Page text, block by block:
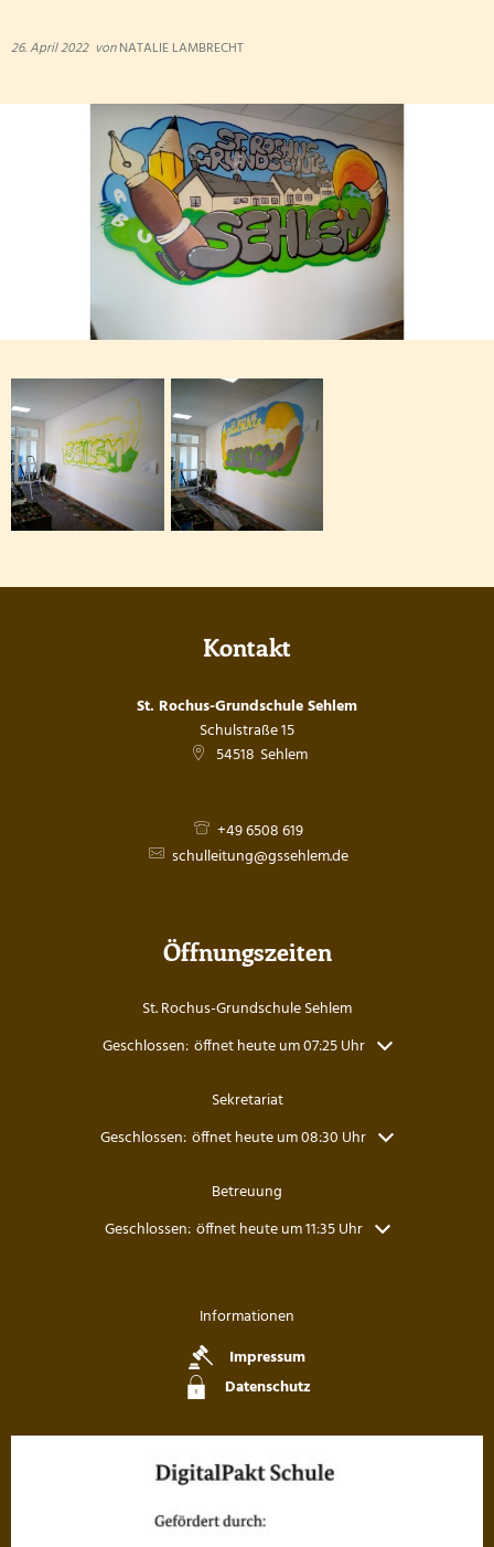
26. April 2022 vonNATALIE LAMBRECHT
Kontakt
St. Rochus-Grundschule Sehlem
Schulstraße 15
54518 Sehlem
+49 6508 619
schulleitung@gssehlem.de
Öffnungszeiten
St. Rochus-Grundschule Sehlem
Klicken, um weitere Öffnungs- oder Schließzeiten
Geschlossen: öffnet heute um 07:25 Uhr
Sekretariat
Klicken, um weitere Öffnungs- oder Schließzeiten
Geschlossen: öffnet heute um 08:30 Uhr
Betreuung
Klicken, um weitere Öffnungs- oder Schließzeiten
Geschlossen: öffnet heute um 11:35 Uhr
Informationen
Impressum
Datenschutz